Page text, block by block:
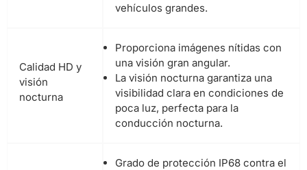
vehículos grandes.
Calidad HD y
visión
nocturna
Proporciona imágenes nítidas con
una visión gran angular.
La visión nocturna garantiza una
visibilidad clara en condiciones de
poca luz, perfecta para la
conducción nocturna.
Grado de protección IP68 contra el